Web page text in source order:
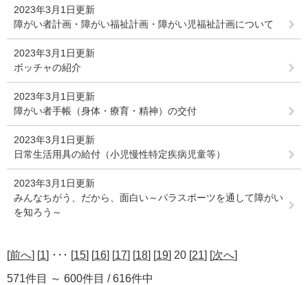
2023年3月1日更新
障がい者計画・障がい福祉計画・障がい児福祉計画について
2023年3月1日更新
ボッチャの紹介
2023年3月1日更新
障がい者手帳（身体・療育・精神）の交付
2023年3月1日更新
日常生活用具の給付（小児慢性特定疾病児童等）
2023年3月1日更新
みんなちがう、だから、面白い～パラスポーツを通して障がい
を知ろう～
[前へ] [1] ･･･ [15] [16] [17] [18] [19] 20 [21] [次へ]
571件目 ～ 600件目 / 616件中